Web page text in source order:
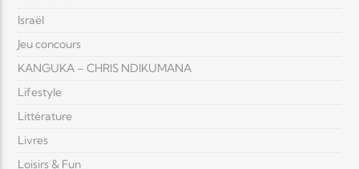
Israël
Jeu concours
KANGUKA – CHRIS NDIKUMANA
Lifestyle
Littérature
Livres
Loisirs & Fun